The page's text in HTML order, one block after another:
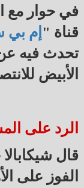
في حوار مع
قناة " إم
تحدث فيه
الأبيض
الرد على
قال
الفوز على